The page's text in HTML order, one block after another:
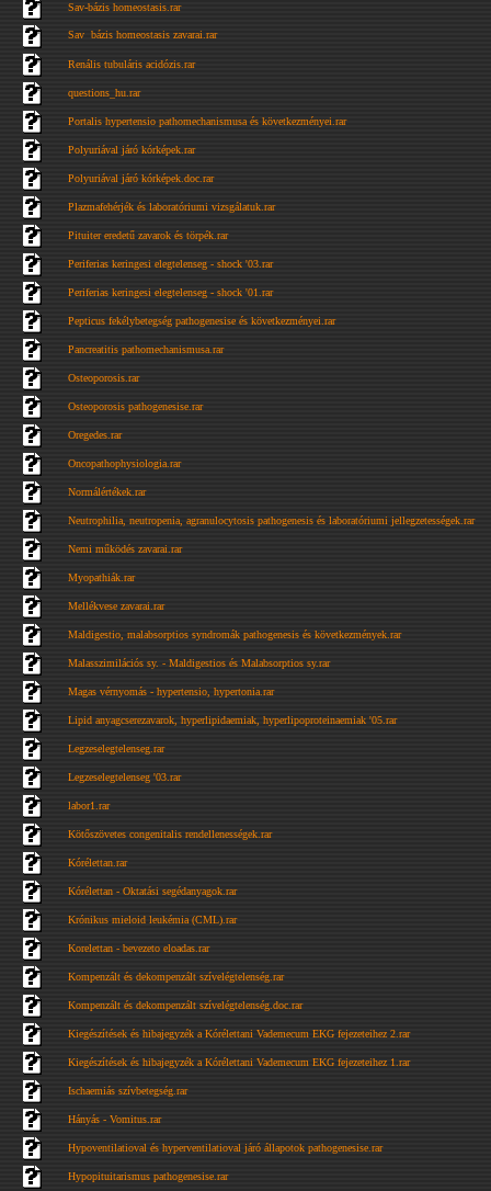
Sav-bázis homeostasis.rar
Sav  bázis homeostasis zavarai.rar
Renális tubuláris acidózis.rar
questions_hu.rar
Portalis hypertensio pathomechanismusa és következményei.rar
Polyuriával járó kórképek.rar
Polyuriával járó kórképek.doc.rar
Plazmafehérjék és laboratóriumi vizsgálatuk.rar
Pituiter eredetű zavarok és törpék.rar
Periferias keringesi elegtelenseg - shock '03.rar
Periferias keringesi elegtelenseg - shock '01.rar
Pepticus fekélybetegség pathogenesise és következményei.rar
Pancreatitis pathomechanismusa.rar
Osteoporosis.rar
Osteoporosis pathogenesise.rar
Oregedes.rar
Oncopathophysiologia.rar
Normálértékek.rar
Neutrophilia, neutropenia, agranulocytosis pathogenesis és laboratóriumi jellegzetességek.rar
Nemi működés zavarai.rar
Myopathiák.rar
Mellékvese zavarai.rar
Maldigestio, malabsorptios syndromák pathogenesis és következmények.rar
Malasszimilációs sy. - Maldigestios és Malabsorptios sy.rar
Magas vérnyomás - hypertensio, hypertonia.rar
Lipid anyagcserezavarok, hyperlipidaemiak, hyperlipoproteinaemiak '05.rar
Legzeselegtelenseg.rar
Legzeselegtelenseg '03.rar
labor1.rar
Kötőszövetes congenitalis rendellenességek.rar
Kórélettan.rar
Kórélettan - Oktatási segédanyagok.rar
Krónikus mieloid leukémia (CML).rar
Korelettan - bevezeto eloadas.rar
Kompenzált és dekompenzált szívelégtelenség.rar
Kompenzált és dekompenzált szívelégtelenség.doc.rar
Kiegészítések és hibajegyzék a Kórélettani Vademecum EKG fejezeteihez 2.rar
Kiegészítések és hibajegyzék a Kórélettani Vademecum EKG fejezeteihez 1.rar
Ischaemiás szívbetegség.rar
Hányás - Vomitus.rar
Hypoventilatioval és hyperventilatioval járó állapotok pathogenesise.rar
Hypopituitarismus pathogenesise.rar